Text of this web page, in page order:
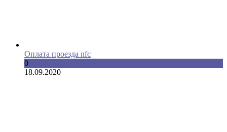
Оплата проезда nfc
0
18.09.2020